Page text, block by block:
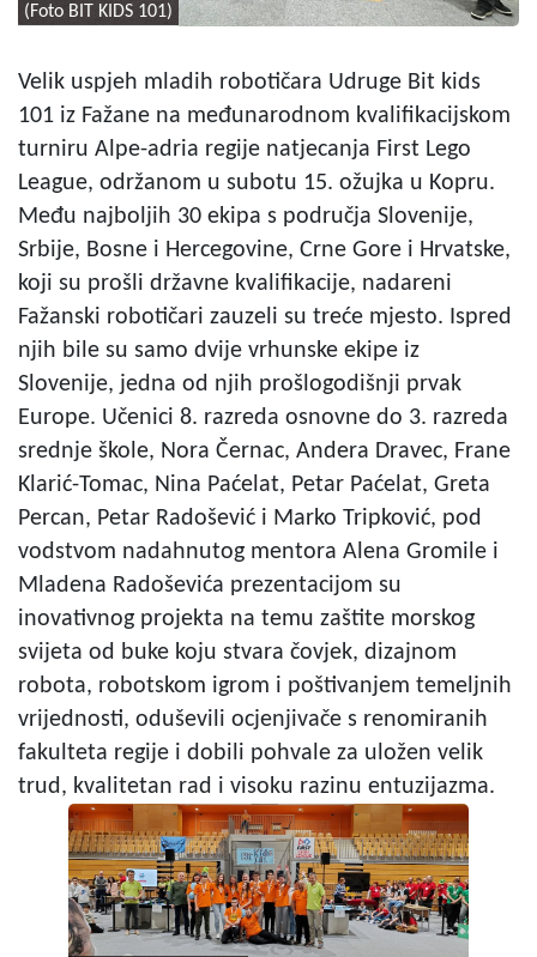
(Foto BIT KIDS 101)
Velik uspjeh mladih robotičara Udruge Bit kids
101 iz Fažane na međunarodnom kvalifikacijskom
turniru Alpe-adria regije natjecanja First Lego
League, održanom u subotu 15. ožujka u Kopru.
Među najboljih 30 ekipa s područja Slovenije,
Srbije, Bosne i Hercegovine, Crne Gore i Hrvatske,
koji su prošli državne kvalifikacije, nadareni
Fažanski robotičari zauzeli su treće mjesto. Ispred
njih bile su samo dvije vrhunske ekipe iz
Slovenije, jedna od njih prošlogodišnji prvak
Europe. Učenici 8. razreda osnovne do 3. razreda
srednje škole, Nora Černac, Andera Dravec, Frane
Klarić-Tomac, Nina Paćelat, Petar Paćelat, Greta
Percan, Petar Radošević i Marko Tripković, pod
vodstvom nadahnutog mentora Alena Gromile i
Mladena Radoševića prezentacijom su
inovativnog projekta na temu zaštite morskog
svijeta od buke koju stvara čovjek, dizajnom
robota, robotskom igrom i poštivanjem temeljnih
vrijednosti, oduševili ocjenjivače s renomiranih
fakulteta regije i dobili pohvale za uložen velik
trud, kvalitetan rad i visoku razinu entuzijazma.